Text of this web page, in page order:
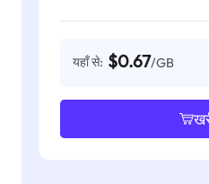
यहाँ से: $0.67/GB